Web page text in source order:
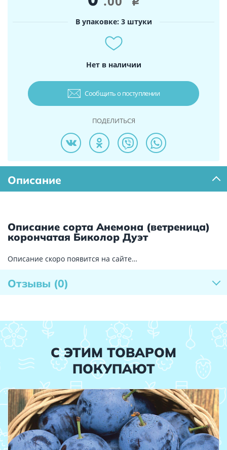
В упаковке: 3 штуки
Нет в наличии
Сообщить о поступлении
ПОДЕЛИТЬСЯ
Описание
Описание сорта Анемона (ветреница)
корончатая Биколор Дуэт
Описание скоро появится на сайте…
Отзывы (0)
С ЭТИМ ТОВАРОМ
ПОКУПАЮТ